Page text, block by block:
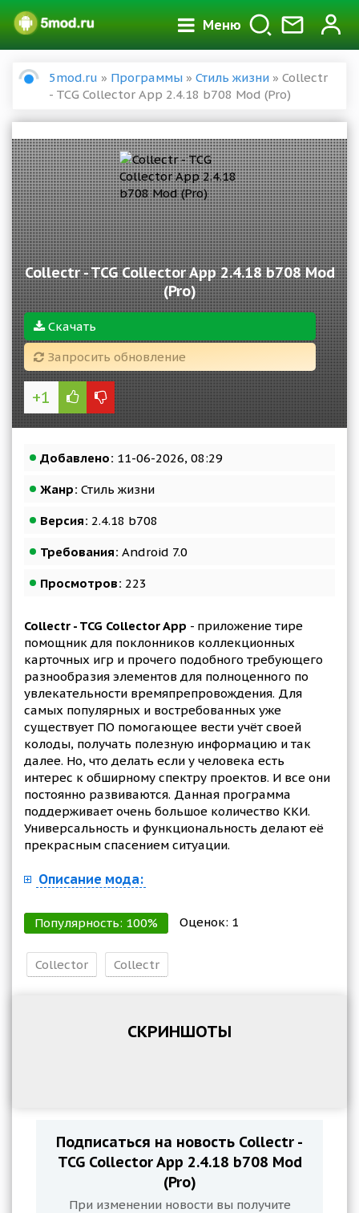
Меню
5mod.ru » Программы » Стиль жизни » Collectr
- TCG Collector App 2.4.18 b708 Mod (Pro)
Collectr - TCG Collector App 2.4.18 b708 Mod
(Pro)
Скачать
Запросить обновление
+1
Добавлено: 11-06-2026, 08:29
Жанр: Стиль жизни
Версия: 2.4.18 b708
Требования: Android 7.0
Просмотров: 223
Collectr - TCG Collector App - приложение тире
помощник для поклонников коллекционных
карточных игр и прочего подобного требующего
разнообразия элементов для полноценного по
увлекательности времяпрепровождения. Для
самых популярных и востребованных уже
существует ПО помогающее вести учёт своей
колоды, получать полезную информацию и так
далее. Но, что делать если у человека есть
интерес к обширному спектру проектов. И все они
постоянно развиваются. Данная программа
поддерживает очень большое количество ККИ.
Универсальность и функциональность делают её
прекрасным спасением ситуации.
Описание мода:
Популярность: 100% Оценок: 1
Collector Collectr
СКРИНШОТЫ
Подписаться на новость Collectr -
TCG Collector App 2.4.18 b708 Mod
(Pro)
При изменении новости вы получите